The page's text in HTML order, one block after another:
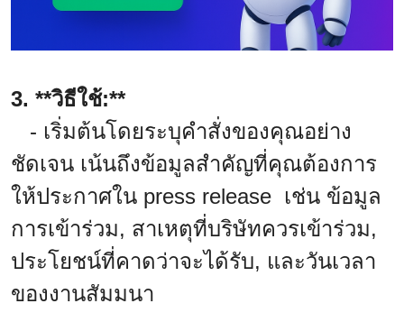
3. **วิธีใช้:**
- เริ่มต้นโดยระบุคำสั่งของคุณอย่าง
ชัดเจน เน้นถึงข้อมูลสำคัญที่คุณต้องการ
ให้ประกาศใน press release เช่น ข้อมูล
การเข้าร่วม, สาเหตุที่บริษัทควรเข้าร่วม,
ประโยชน์ที่คาดว่าจะได้รับ, และวันเวลา
ของงานสัมมนา